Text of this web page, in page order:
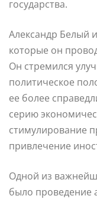
государства.
Александр Белый
которые он
Он стремился
политическое
ее более
серию
стимулирование
привлечение
Одной из
было проведение